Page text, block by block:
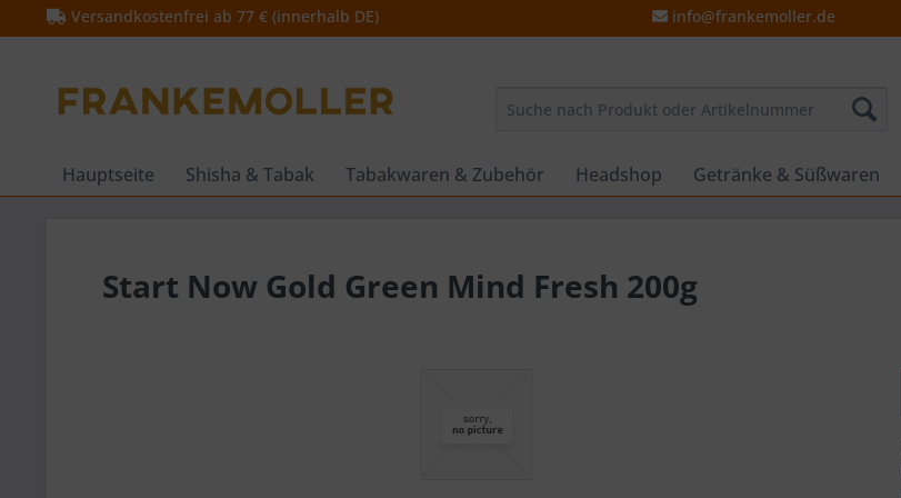
Versandkostenfrei ab 77 € (innerhalb DE) info@frankemoller.de
Hauptseite Shisha & Tabak Tabakwaren & Zubehör Headshop Getränke & Süßwaren
Start Now Gold Green Mind Fresh 200g